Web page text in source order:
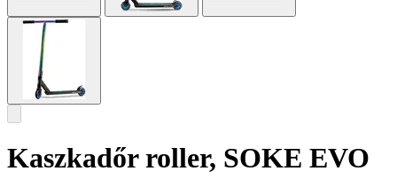
Kaszkadőr roller, SOKE EVO